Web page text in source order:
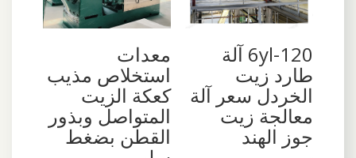
6yl-120 آلة
طارد زيت
الخردل سعر آلة
معالجة زيت
جوز الهند
معدات
استخلاص مذيب
كعكة الزيت
المتواصل وبذور
القطن بضغط